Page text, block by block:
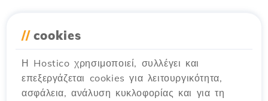
// cookies
Η Hostico χρησιμοποιεί, συλλέγει και
επεξεργάζεται cookies για λειτουργικότητα,
ασφάλεια, ανάλυση κυκλοφορίας και για τη